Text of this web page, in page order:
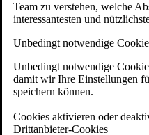
Team zu verstehen, welche
interessantesten und
Unbedingt notwendige
Unbedingt notwendige
damit wir Ihre Einstellungen
speichern können.
Cookies aktivieren oder
Drittanbieter-Cookies